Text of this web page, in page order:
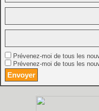
Prévenez-moi de tous les
Prévenez-moi de tous les